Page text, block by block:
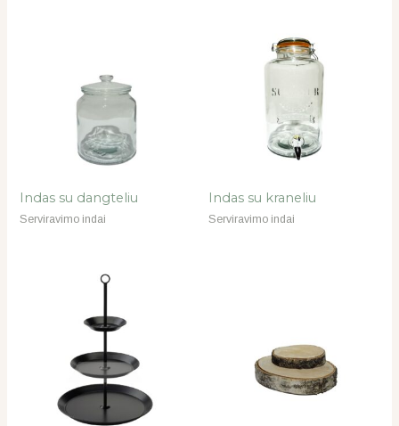
Indas su dangteliu
Serviravimo indai
Indas su kraneliu
Serviravimo indai